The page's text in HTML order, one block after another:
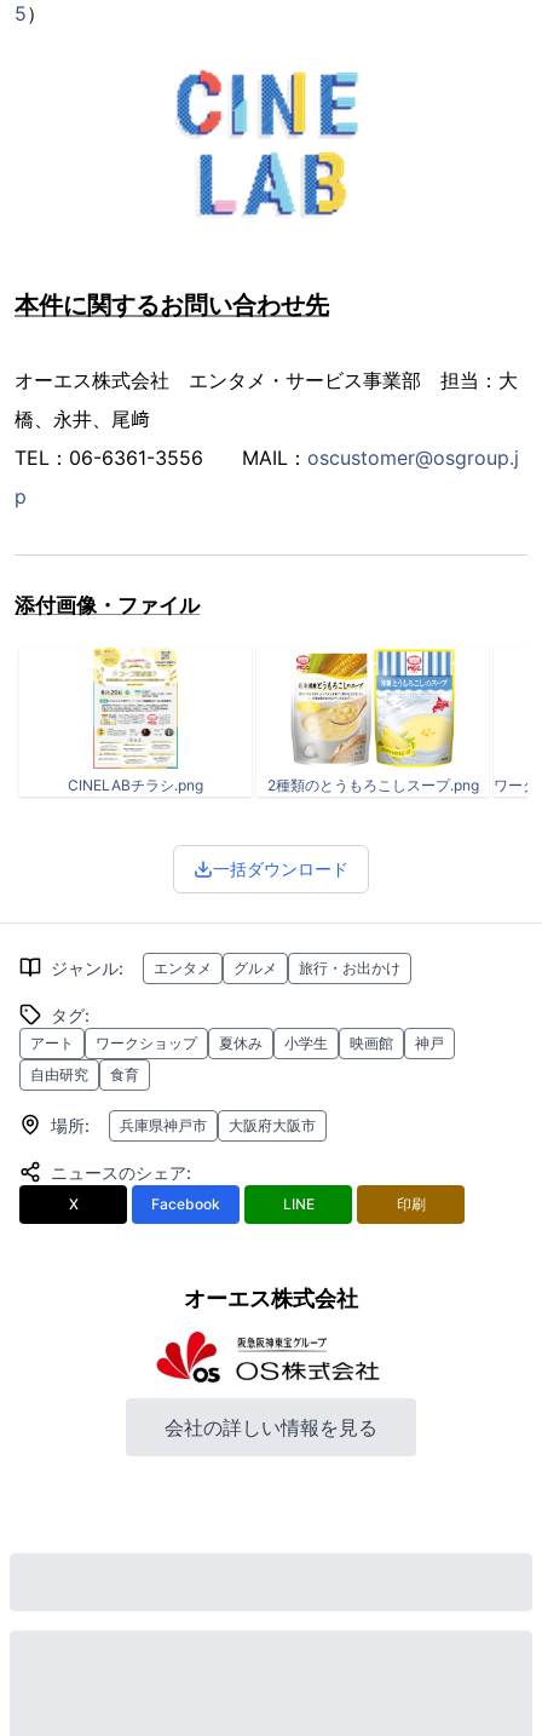
5）
本件に関するお問い合わせ先
オーエス株式会社 エンタメ・サービス事業部 担当：大
橋、永井、尾﨑
TEL：06-6361-3556 MAIL： oscustomer@osgroup.j
p
添付画像・ファイル
CINELABチラシ.png 2種類のとうもろこしスープ.png ワーク
一括ダウンロード
ジャンル: エンタメ グルメ 旅行・お出かけ
タグ:
アート ワークショップ 夏休み 小学生 映画館
神戸
自由研究
食育
場所: 兵庫県神戸市 大阪府大阪市
ニュースのシェア:
X Facebook LINE 印刷
オーエス株式会社
会社の詳しい情報を見る